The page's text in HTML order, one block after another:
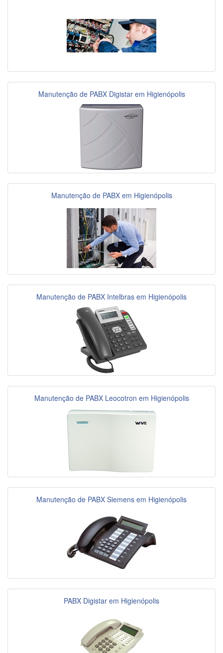
Manutenção de PABX Digistar em Higienópolis
Manutenção de PABX em Higienópolis
Manutenção de PABX Intelbras em Higienópolis
Manutenção de PABX Leocotron em Higienópolis
Manutenção de PABX Siemens em Higienópolis
PABX Digistar em Higienópolis